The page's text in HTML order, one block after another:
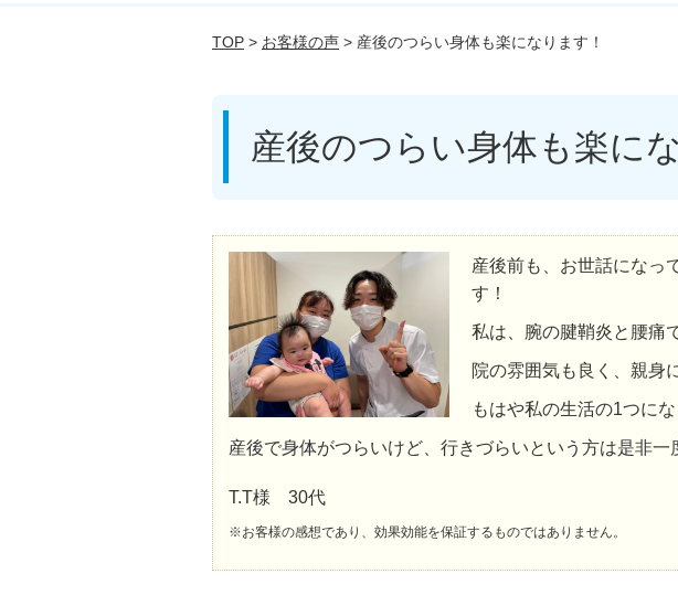
TOP > お客様の声 > 産後のつらい身体も楽になります！
産後のつらい身体も楽に
産後前も、お世話になっ
す！
私は、腕の腱鞘炎と腰痛
院の雰囲気も良く、親身
もはや私の生活の1つにな
産後で身体がつらいけど、行きづらいという方は是非一
T.T様 30代
※お客様の感想であり、効果効能を保証するものではありません。